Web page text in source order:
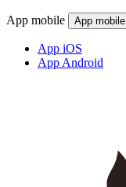
App mobile App mobile
App iOS
App Android